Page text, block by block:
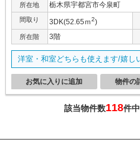
所在地 栃木県宇都宮市今泉町
間取り 3DK(52.65ｍ2)
所在階 3階
洋室・和室どちらも使えます/嬉し
物件の
お気に入りに追加
該当物件数118件中